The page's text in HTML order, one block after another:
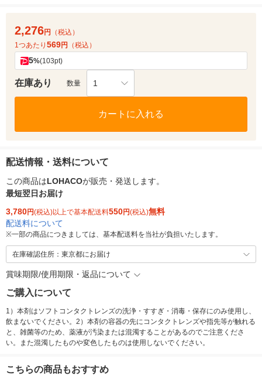
2,276円
（税込）
1つあたり 569円 （税込）
5%(103pt)
在庫あり 数量 1
カートに入れる
配送情報・送料について
この商品はLOHACOが販売・発送します。
最短翌日お届け
3,780円(税込)以上で基本配送料550円(税込)無料
配送料について
※一部の商品につきましては、基本配送料を当社が負担いたします。
在庫確認住所：東京都にお届け
賞味期限/使用期限・返品について
ご購入について
1）本剤はソフトコンタクトレンズの洗浄・すすぎ・消毒・保存にのみ使用し、
飲まないでください。2）本剤の容器の先にコンタクトレンズや指先等が触れる
と、雑菌等のため、薬液が汚染または混濁することがあるのでご注意くださ
い。また混濁したものや変色したものは使用しないでください。
こちらの商品もおすすめ